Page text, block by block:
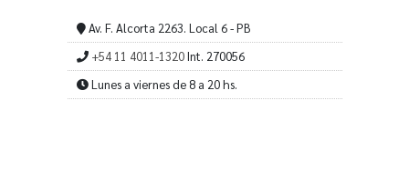
Av. F. Alcorta 2263. Local 6 - PB
+54 11 4011-1320Int. 270056
Lunes a viernes de 8 a 20 hs.